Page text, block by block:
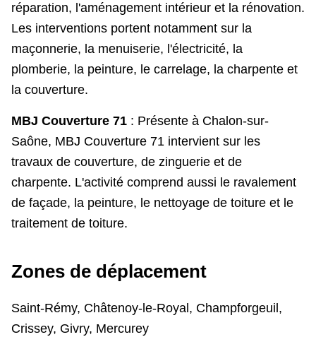
réparation, l'aménagement intérieur et la rénovation.
Les interventions portent notamment sur la
maçonnerie, la menuiserie, l'électricité, la
plomberie, la peinture, le carrelage, la charpente et
la couverture.
MBJ Couverture 71 : Présente à Chalon-sur-
Saône, MBJ Couverture 71 intervient sur les
travaux de couverture, de zinguerie et de
charpente. L'activité comprend aussi le ravalement
de façade, la peinture, le nettoyage de toiture et le
traitement de toiture.
Zones de déplacement
Saint-Rémy, Châtenoy-le-Royal, Champforgeuil,
Crissey, Givry, Mercurey